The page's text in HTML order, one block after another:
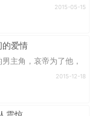
2015-05-15
的爱情
主角，哀帝为了他，
2015-12-18